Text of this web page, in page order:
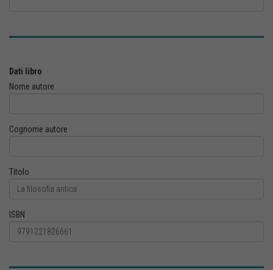
Dati libro
Nome autore
Cognome autore
Titolo
ISBN